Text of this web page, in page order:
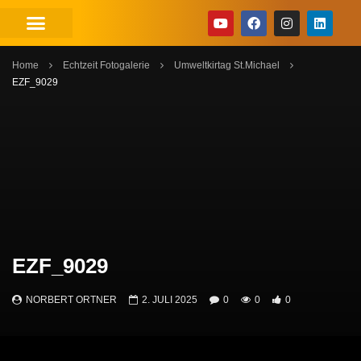
Home Echtzeit Fotogalerie
Umweltkirtag St.Michael
EZF_9029
EZF_9029
NORBERT ORTNER 2. JULI 2025 0 0 0